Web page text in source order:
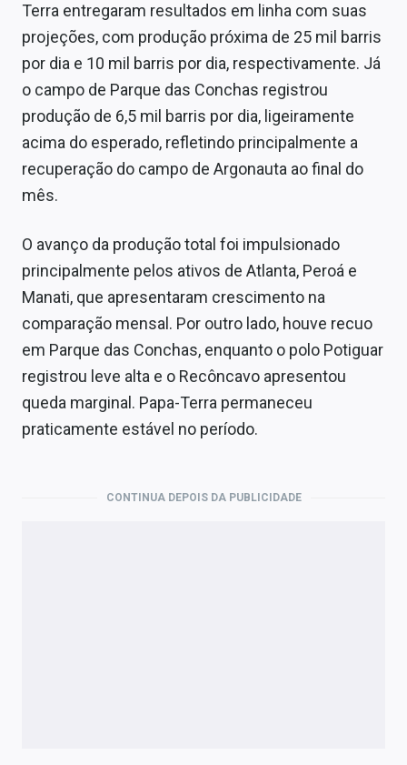
Terra entregaram resultados em linha com suas
projeções, com produção próxima de 25 mil barris
por dia e 10 mil barris por dia, respectivamente. Já
o campo de Parque das Conchas registrou
produção de 6,5 mil barris por dia, ligeiramente
acima do esperado, refletindo principalmente a
recuperação do campo de Argonauta ao final do
mês.
O avanço da produção total foi impulsionado
principalmente pelos ativos de Atlanta, Peroá e
Manati, que apresentaram crescimento na
comparação mensal. Por outro lado, houve recuo
em Parque das Conchas, enquanto o polo Potiguar
registrou leve alta e o Recôncavo apresentou
queda marginal. Papa-Terra permaneceu
praticamente estável no período.
CONTINUA DEPOIS DA PUBLICIDADE